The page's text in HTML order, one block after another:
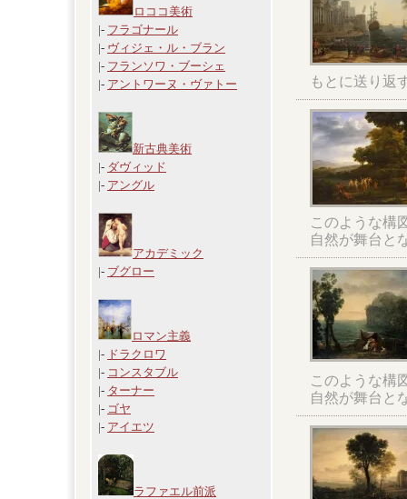
ロココ美術
|- フラゴナール
|- ヴィジェ・ル・ブラン
|- フランソワ・ブーシェ
|- アントワーヌ・ヴァトー
新古典美術
|- ダヴィッド
|- アングル
アカデミック
|- ブグロー
ロマン主義
|- ドラクロワ
|- コンスタブル
|- ターナー
|- ゴヤ
|- アイエツ
ラファエル前派
もとに送り返
このような構
自然が舞台と
このような構
自然が舞台と